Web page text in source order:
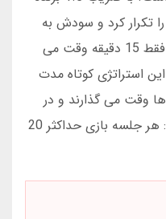
تکرار کرد و سودش به
1.35 میلیون رسید. حالا هر شب فقط 15 دقیقه وقت می
استراتژی کوتاه مدت
وقت می گذارند و در
آخر متضرر می شوند. نکته کلیدی: هر جلسه بازی حداکثر 20